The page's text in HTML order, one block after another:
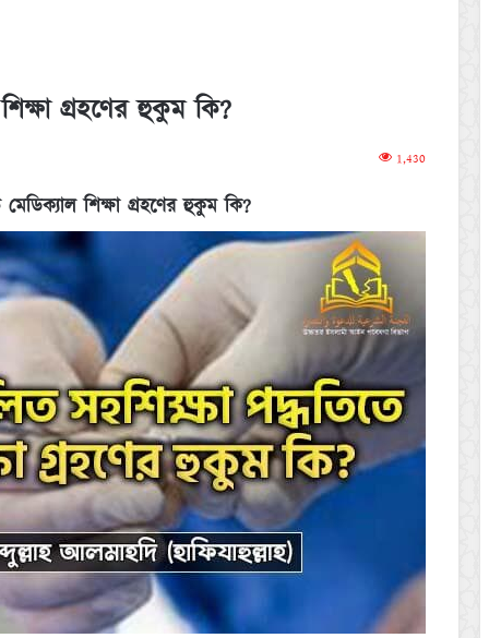
গ্রহণের হুকুম কি?
1,430
শিক্ষা গ্রহণের হুকুম কি?